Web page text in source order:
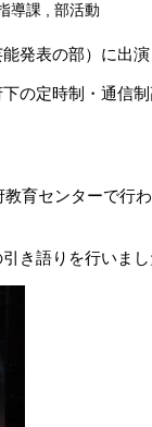
導課 ,部活動
発表の部）に出演
の定時制・通信
教育センターで行
き語りを行いまし